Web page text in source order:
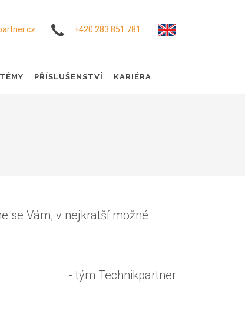
+420 283 851 781
PŘÍSLUŠENSTVÍ KARIÉRA
se Vám, v nejkratší možné
- tým Technikpartner